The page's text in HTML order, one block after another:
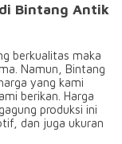
Bintang Antik
berkualitas maka
Namun, Bintang
yang kami
berikan. Harga
produksi ini
dan juga ukuran